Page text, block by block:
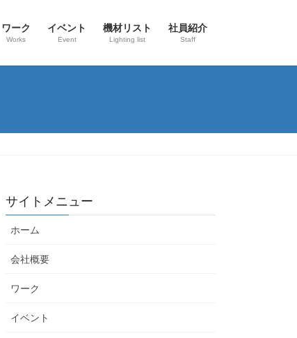
ワーク
Works
イベント
Event
機材リスト
Lighting list
社員紹介
Staff
サイトメニュー
ホーム
会社概要
ワーク
イベント